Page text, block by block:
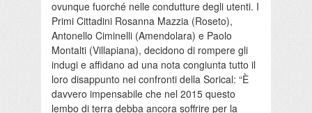
ovunque fuorché nelle condutture degli utenti. I
Primi Cittadini Rosanna Mazzia (Roseto),
Antonello Ciminelli (Amendolara) e Paolo
Montalti (Villapiana), decidono di rompere gli
indugi e affidano ad una nota congiunta tutto il
loro disappunto nei confronti della Sorical: “È
davvero impensabile che nel 2015 questo
lembo di terra debba ancora soffrire per la